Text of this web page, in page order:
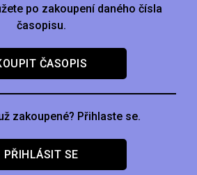
po zakoupení daného čísla
časopisu.
ČASOPIS
zakoupené? Přihlaste se.
PŘIHLÁSIT SE